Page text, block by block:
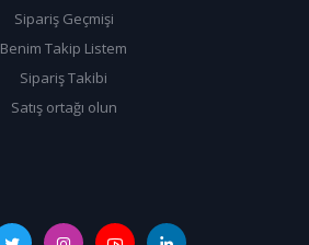
Sipariş Geçmişi
Benim Takip Listem
Sipariş Takibi
Satış ortağı olun